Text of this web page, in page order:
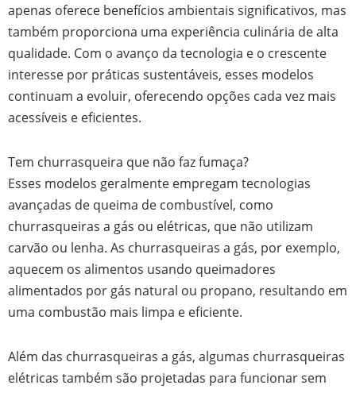
apenas oferece benefícios ambientais significativos, mas
também proporciona uma experiência culinária de alta
qualidade. Com o avanço da tecnologia e o crescente
interesse por práticas sustentáveis, esses modelos
continuam a evoluir, oferecendo opções cada vez mais
acessíveis e eficientes.
Tem churrasqueira que não faz fumaça?
Esses modelos geralmente empregam tecnologias
avançadas de queima de combustível, como
churrasqueiras a gás ou elétricas, que não utilizam
carvão ou lenha. As churrasqueiras a gás, por exemplo,
aquecem os alimentos usando queimadores
alimentados por gás natural ou propano, resultando em
uma combustão mais limpa e eficiente.
Além das churrasqueiras a gás, algumas churrasqueiras
elétricas também são projetadas para funcionar sem